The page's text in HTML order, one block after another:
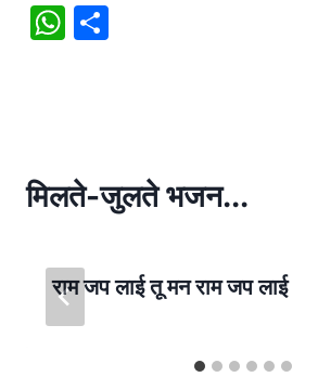
W
p
मिलते-जुलते भजन...
राम जप लाई तू मन राम जप लाई